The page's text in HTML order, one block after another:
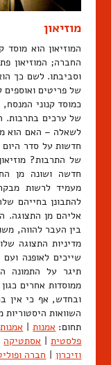
מוזיאון
המוזיאון הוא
החברה; המוזיאון
וסביבתו. לשם כך
של פריטים
כמוסד קנוני
של ערכים בתרבות.
לשאלה – האם הוא
חדשות על סדר
של התרבות?
חדשה ושונה מן
מעמיד לרשות
להתבונן בחייהם
אליהם מן התצוגה.
בין העבר להווה,
מדיניות התצוגה
שייכים לאופנה
תיגר על התמונה
ממוסדות אחרים
ובחדש, אף כי אין
השוואות
תחום: אמנות
אמנות
פלסטית
אסתטיקה
וזיכרון
חברה